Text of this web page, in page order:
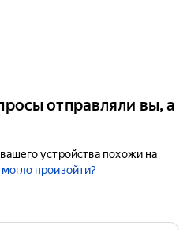
отправляли вы, а
устройства похожи на
произойти?